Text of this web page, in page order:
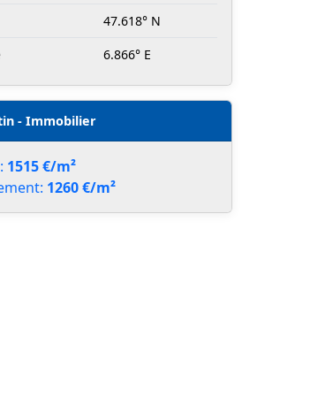
47.618° N
6.866° E
- Immobilier
1515 €/m²
1260 €/m²